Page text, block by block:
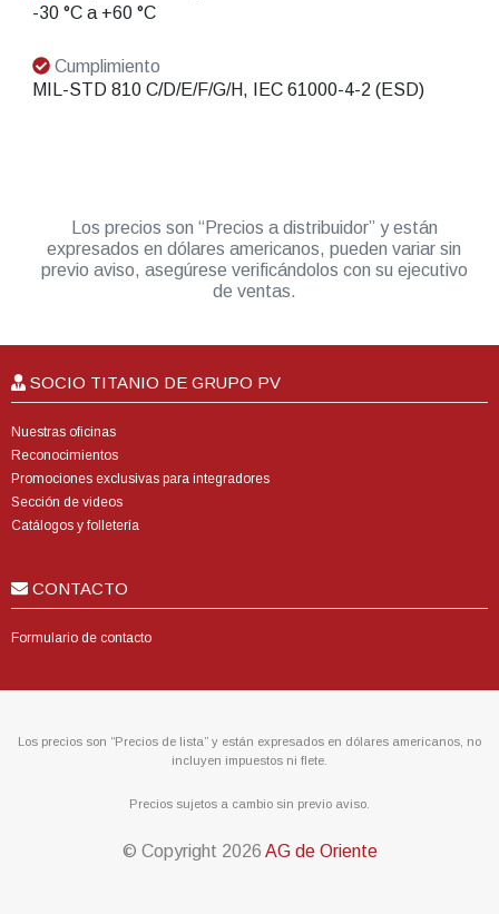
-30 °C a +60 °C
Cumplimiento
MIL-STD 810 C/D/E/F/G/H, IEC 61000-4-2 (ESD)
Los precios son “Precios a distribuidor” y están
expresados en dólares americanos, pueden variar sin
previo aviso, asegúrese verificándolos con su ejecutivo
de ventas.
SOCIO TITANIO DE GRUPO PV
Nuestras oficinas
Reconocimientos
Promociones exclusivas para integradores
Sección de videos
Catálogos y folletería
CONTACTO
Formulario de contacto
Los precios son “Precios de lista” y están expresados en dólares americanos, no
incluyen impuestos ni flete.
Precios sujetos a cambio sin previo aviso.
© Copyright 2026 AG de Oriente